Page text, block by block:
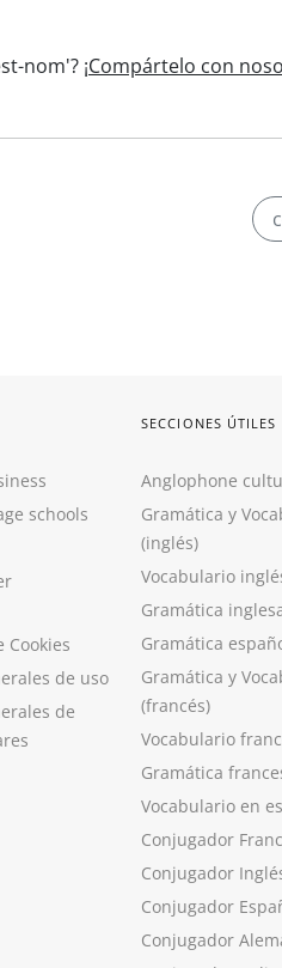
nom'? ¡Compártelo con
schools
Cookies
de uso
de
SECCIONES ÚTILES
Anglophone
Gramática y
(inglés)
Vocabulario
Gramática
Gramática
Gramática y
(francés)
Vocabulario
Gramática
Vocabulario en
Conjugador
Conjugador
Conjugador
Conjugador